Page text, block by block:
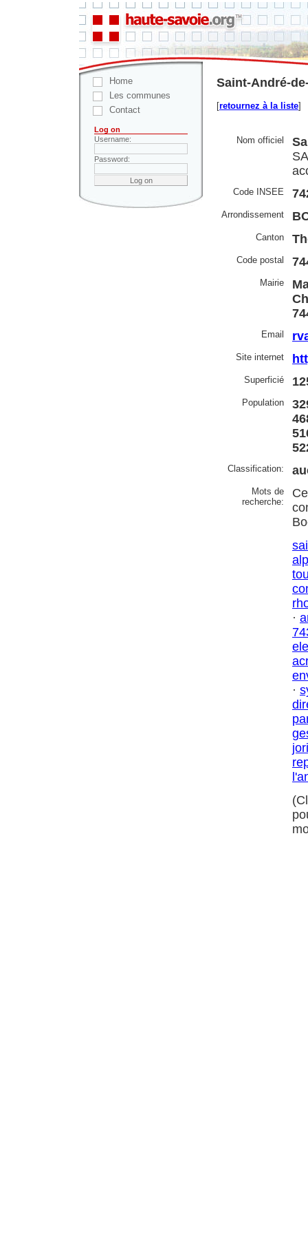
Home
Les communes
Contact
Log on
Username:
Password:
Saint-André-
[retournez à la liste]
Nom officiel
Code INSEE
Arrondissement
Canton
Code postal
Mairie
Email
Site internet
Superficié
Population
Classification:
Mots de
recherche:
·
·